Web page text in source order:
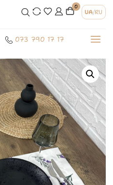
0
UA/RU
073 790 17 17